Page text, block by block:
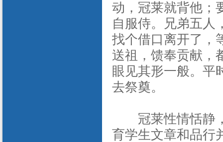
动，冠莱就背他；
自服侍。兄弟五人
找个借口离开了，
送祖，馈奉贡献，
眼见其形一般。平
去祭奠。
冠莱性情恬静，
育学生文章和品行